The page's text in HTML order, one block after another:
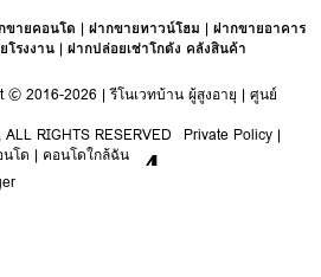
ขายคอนโด |ฝากขายทาวน์โฮม |ฝากขายอาคาร
โรงงาน |ฝากปล่อยเช่าโกดัง คลังสินค้า
© 2016-2026 |รีโนเวทบ้าน ผู้สูงอายุ |ศูนย์
ALL RIGHTS RESERVED Private Policy |
โด | คอนโดใกล้ฉัน